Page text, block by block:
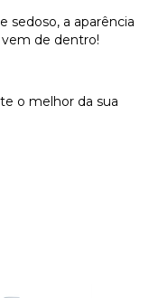
sedoso, a aparência
de dentro!
o melhor da sua